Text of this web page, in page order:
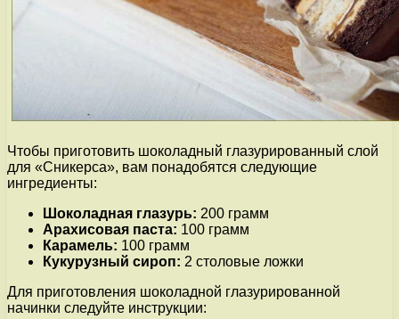
Чтобы приготовить шоколадный глазурированный слой
для «Сникерса», вам понадобятся следующие
ингредиенты:
Шоколадная глазурь: 200 грамм
Арахисовая паста: 100 грамм
Карамель: 100 грамм
Кукурузный сироп: 2 столовые ложки
Для приготовления шоколадной глазурированной
начинки следуйте инструкции: